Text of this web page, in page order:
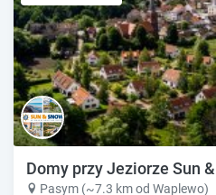
Domy przy Jeziorze Sun
Pasym (~7.3 km od Waplewo)